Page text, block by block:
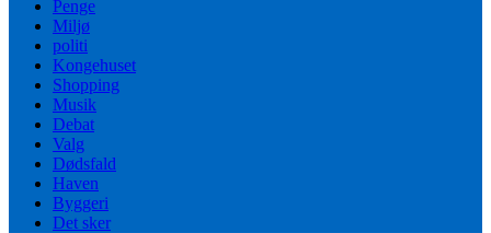
Penge
Miljø
politi
Kongehuset
Shopping
Musik
Debat
Valg
Dødsfald
Haven
Byggeri
Det sker